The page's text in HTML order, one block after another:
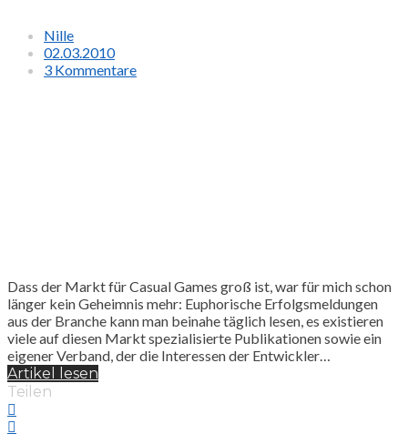
Nille
02.03.2010
3 Kommentare
Dass der Markt für Casual Games groß ist, war für mich schon
länger kein Geheimnis mehr: Euphorische Erfolgsmeldungen
aus der Branche kann man beinahe täglich lesen, es existieren
viele auf diesen Markt spezialisierte Publikationen sowie ein
eigener Verband, der die Interessen der Entwickler…
Artikel lesen
Teilen